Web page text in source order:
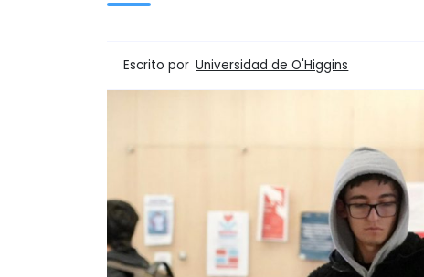
Escrito por Universidad de O'Higgins